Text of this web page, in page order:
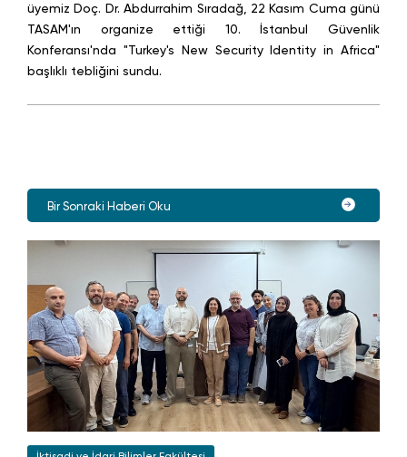
üyemiz Doç. Dr. Abdurrahim Sıradağ, 22 Kasım Cuma günü
TASAM'ın organize ettiği 10. İstanbul Güvenlik
Konferansı'nda "Turkey's New Security Identity in Africa"
başlıklı tebliğini sundu.
Bir Sonraki Haberi Oku